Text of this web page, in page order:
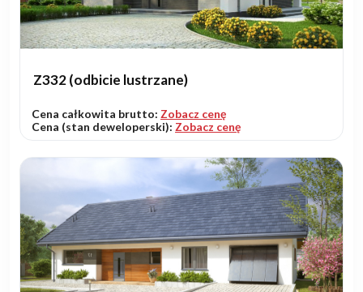
Z332 (odbicie lustrzane)
Cena całkowita brutto: Zobacz cenę
Cena (stan deweloperski): Zobacz cenę